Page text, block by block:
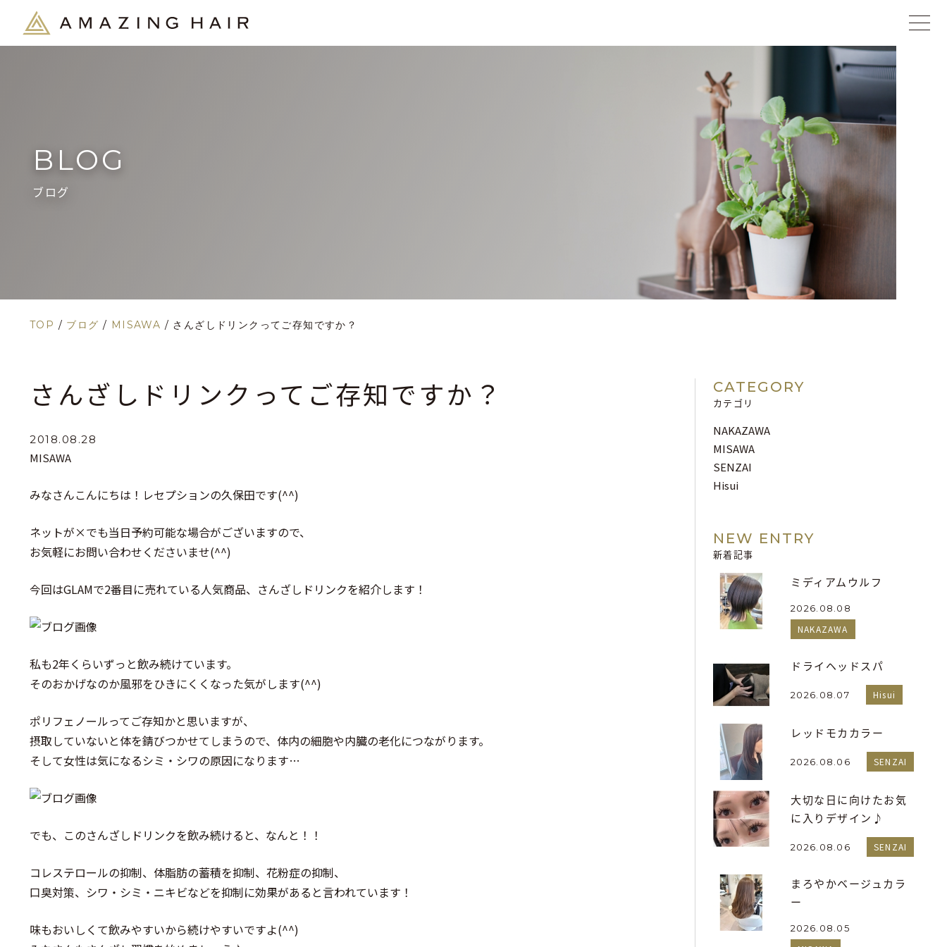
BLOG
ブログ
TOP / ブログ / MISAWA / さんざしドリンクってご存知ですか？
さんざしドリンクってご存知ですか？
2018.08.28
MISAWA
みなさんこんにちは！レセプションの久保田です(^^)
ネットが×でも当日予約可能な場合がございますので、
お気軽にお問い合わせくださいませ(^^)
今回はGLAMで2番目に売れている人気商品、さんざしドリンクを紹介します！
私も2年くらいずっと飲み続けています。
そのおかげなのか風邪をひきにくくなった気がします(^^)
ポリフェノールってご存知かと思いますが、
摂取していないと体を錆びつかせてしまうので、体内の細胞や内臓の老化につながります。
そして女性は気になるシミ・シワの原因になります…
でも、このさんざしドリンクを飲み続けると、なんと！！
コレステロールの抑制、体脂肪の蓄積を抑制、花粉症の抑制、
口臭対策、シワ・シミ・ニキビなどを抑制に効果があると言われています！
味もおいしくて飲みやすいから続けやすいですよ(^^)
CATEGORY
カテゴリ
NAKAZAWA
MISAWA
SENZAI
Hisui
NEW ENTRY
新着記事
ミディアムウルフ
2026.08.08
NAKAZAWA
ドライヘッドスパ
2026.08.07 Hisui
レッドモカカラー
2026.08.06 SENZAI
大切な日に向けたお気
に入りデザイン♪
2026.08.06 SENZAI
まろやかベージュカラ
ー
2026.08.05